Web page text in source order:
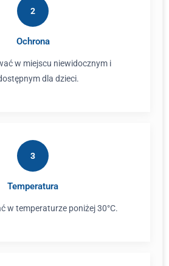
2
Ochrona
w miejscu niewidocznym i
dla dzieci.
3
Temperatura
w temperaturze poniżej 30°C.